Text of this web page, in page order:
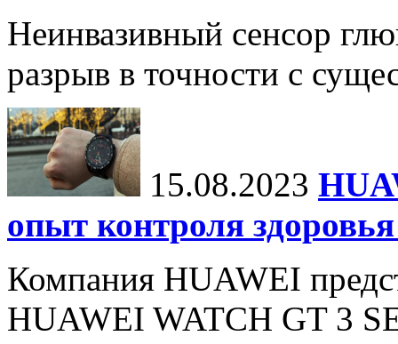
Неинвазивный сенсор
разрыв в точности с
15.08.2023
опыт контроля
Компания HUAWEI
HUAWEI WATCH GT 3